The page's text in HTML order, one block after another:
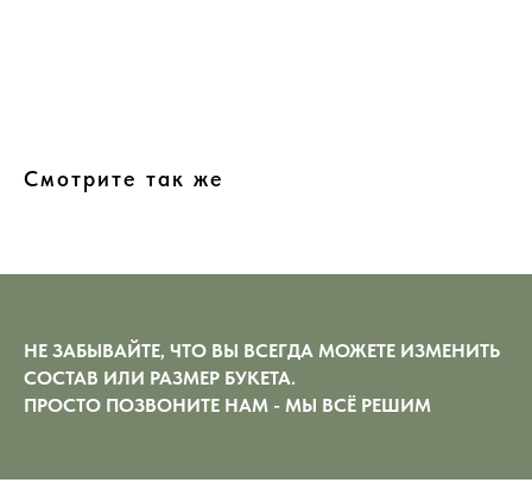
Смотрите так же
НЕ ЗАБЫВАЙТЕ, ЧТО ВЫ ВСЕГДА МОЖЕТЕ ИЗМЕНИТЬ
СОСТАВ ИЛИ РАЗМЕР БУКЕТА.
ПРОСТО ПОЗВОНИТЕ НАМ - МЫ ВСЁ РЕШИМ